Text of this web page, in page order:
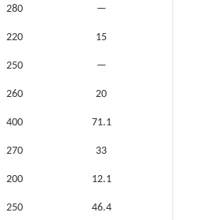
280 —
220 15
250 —
260 20
400 71.1
270 33
200 12.1
250 46.4